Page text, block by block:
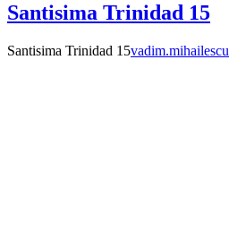
Santisima Trinidad 15
Santisima Trinidad 15vadim.mihailescu